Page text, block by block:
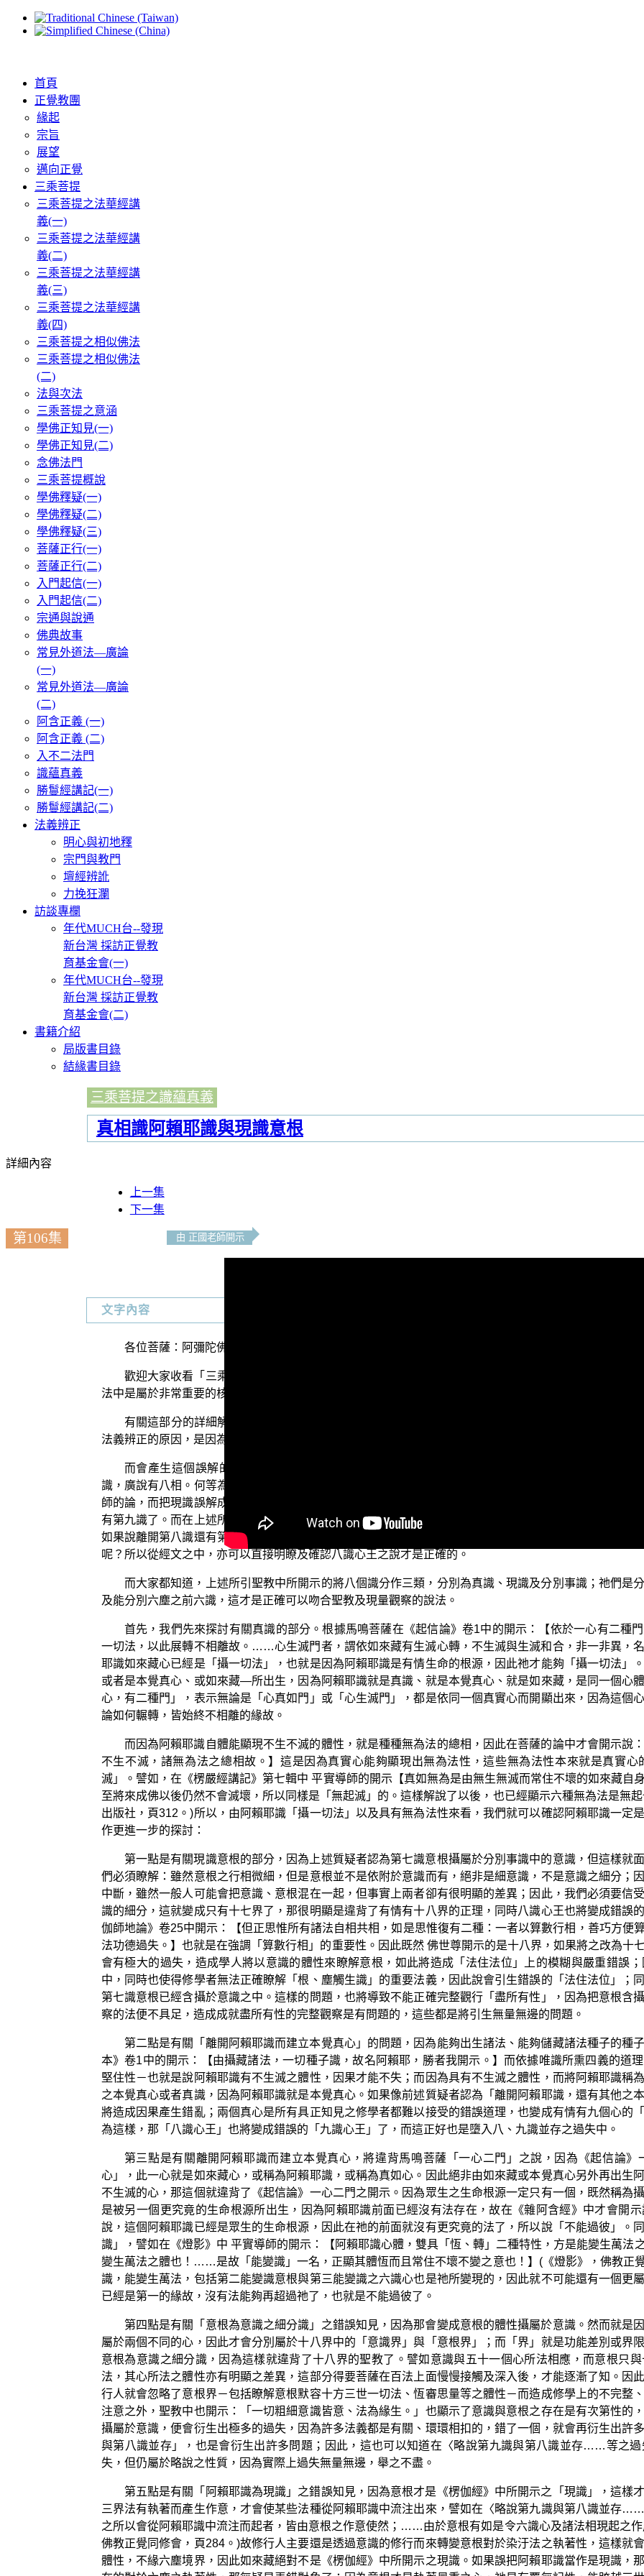
首頁
正覺教團
緣起
宗旨
展望
邁向正覺
三乘菩提
三乘菩提之法華經講
義(一)
三乘菩提之法華經講
義(二)
三乘菩提之法華經講
義(三)
三乘菩提之法華經講
義(四)
三乘菩提之相似佛法
三乘菩提之相似佛法
(二)
法與次法
三乘菩提之意涵
學佛正知見(一)
學佛正知見(二)
念佛法門
三乘菩提概說
學佛釋疑(一)
學佛釋疑(二)
學佛釋疑(三)
菩薩正行(一)
菩薩正行(二)
入門起信(一)
入門起信(二)
宗通與說通
佛典故事
常見外道法—廣論
(一)
常見外道法—廣論
(二)
阿含正義 (一)
阿含正義 (二)
入不二法門
識蘊真義
勝鬘經講記(一)
勝鬘經講記(二)
法義辨正
明心與初地釋
宗門與教門
壇經辨訛
力挽狂瀾
訪談專欄
年代MUCH台--發現
新台灣 採訪正覺教
育基金會(一)
年代MUCH台--發現
新台灣 採訪正覺教
育基金會(二)
書籍介紹
局版書目錄
結緣書目錄
三乘菩提之識蘊真義
真相識阿賴耶識與現識意根
詳細內容
上一集
下一集
第106集 由 正國老師開示
文字內容
各位菩薩：阿彌陀佛！
歡迎大家收看「三乘菩提之識蘊真義」節目。今天我們要跟諸位菩薩一起來探討有關「第九識與第八
法中是屬於非常重要的核心知見。今天討論的內容主要是在說明「真相識與現識」的相關法義，這些對於
有關這部分的詳細解說，諸位觀眾可以參考在《學佛之心態》一書裡面，從第277頁至291頁中 平實
法義辨正的原因，是因為有人質疑「真相識是阿賴耶識，現識是意根」的這個說法；他們質疑這一段的說法
而會產生這個誤解的主要原因，是因為他們誤會了在《楞伽阿跋多羅寶經》卷1裡面的一段法義之
識，廣說有八相。何等為三？謂真識、現識及分別事識。】在這裡面真識指的是「本覺真心」，這個大家
師的論，而把現識誤解成為阿賴耶識，把意根歸屬於在分別事識之中；很明顯的，這樣會產生在阿賴耶識
有第九識了。而在上述所引之聖教中也說了「廣說有八相」，也就是說，如果廣說、說得比較詳細，就有
如果說離開第八識還有第九識存在，那廣說就不應該說是八相，而應該說是九相了，因為顯然第九識比第
呢？所以從經文之中，亦可以直接明瞭及確認八識心王之說才是正確的。
而大家都知道，上述所引聖教中所開示的將八個識分作三類，分別為真識、現識及分別事識；祂們是
及能分別六塵之前六識，這才是正確可以吻合聖教及現量觀察的說法。
首先，我們先來探討有關真識的部分。根據馬鳴菩薩在《起信論》卷1中的開示：【依於一心有二種
一切法，以此展轉不相離故。……心生滅門者，謂依如來藏有生滅心轉，不生滅與生滅和合，非一非異，
耶識如來藏心已經是「攝一切法」，也就是因為阿賴耶識是有情生命的根源，因此祂才能夠「攝一切法」
或者是本覺真心、或如來藏—所出生，因為阿賴耶識就是真識、就是本覺真心、就是如來藏，是同一個心
心，有二種門」，表示無論是「心真如門」或「心生滅門」，都是依同一個真實心而開顯出來，因為這個
論如何輾轉，皆始終不相離的緣故。
而因為阿賴耶識自體能顯現不生不滅的體性，就是種種無為法的總相，因此在菩薩的論中才會開示說
不生不滅，諸無為法之總相故。】這是因為真實心能夠顯現出無為法性，這些無為法性本來就是真實
滅」。譬如，在《楞嚴經講記》第七輯中 平實導師的開示【真如無為是由無生無滅而常住不壞的如來藏自
至將來成佛以後仍然不會滅壞，所以同樣是「無起滅」的。這樣解說了以後，也已經顯示六種無為法是無
出版社，頁312。)所以，由阿賴耶識「攝一切法」以及具有無為法性來看，我們就可以確認阿賴耶識一定
作更進一步的探討：
第一點是有關現識意根的部分，因為上述質疑者認為第七識意根攝屬於分別事識中的意識，但這樣就
們必須瞭解：雖然意根之行相微細，但是意根並不是依附於意識而有，絕非是細意識，不是意識之細分；
中斷，雖然一般人可能會把意識、意根混在一起，但事實上兩者卻有很明顯的差異；因此，我們必須要信
識的細分，這就變成只有十七界了，那很明顯是違背了有情有十八界的正理，同時八識心王也將變成錯誤
伽師地論》卷25中開示：【但正思惟所有諸法自相共相，如是思惟復有二種：一者以算數行相，善巧方便
法功德過失。】也就是在強調「算數行相」的重要性。因此既然 佛世尊開示的是十八界，如果將之改為十
會有極大的過失，造成學人將以意識的體性來瞭解意根，如此將造成「法住法位」上的模糊與嚴重錯誤
中，同時也使得修學者無法正確瞭解「根、塵觸生識」的重要法義，因此說會引生錯誤的「法住法位」；
第七識意根已經含攝於意識之中。這樣的問題，也將導致不能正確完整觀行「盡所有性」，因為把意根含
察的法便不具足，造成成就盡所有性的完整觀察是有問題的，這些都是將引生無量無邊的問題。
第二點是有關「離開阿賴耶識而建立本覺真心」的問題，因為能夠出生諸法、能夠儲藏諸法種子的種
本》卷1中的開示：【由攝藏諸法，一切種子識，故名阿賴耶，勝者我開示。】而依據唯識所熏四義的道
堅住性－也就是說阿賴耶識有不生滅之體性，因果才能不失；而因為具有不生滅之體性，而將阿賴耶識稱
之本覺真心或者真識，因為阿賴耶識就是本覺真心。如果像前述質疑者認為「離開阿賴耶識，還有其他之
將造成因果產生錯亂；兩個真心是所有具正知見之修學者都難以接受的錯誤道理，也變成有情有九個心的
為這樣，那「八識心王」也將變成錯誤的「九識心王」了，而這正好也是墮入八、九識並存之過失中。
第三點是有關離開阿賴耶識而建立本覺真心，將違背馬鳴菩薩「一心二門」之說，因為《起信論
心」，此一心就是如來藏心，或稱為阿賴耶識，或稱為真如心。因此絕非由如來藏或本覺真心另外再出生
不生滅的心，那這個就違背了《起信論》一心二門之開示。因為眾生之生命根源一定只有一個，既然稱
是被另一個更究竟的生命根源所出生，因為阿賴耶識前面已經沒有法存在，故在《雜阿含經》中才會開
說，這個阿賴耶識已經是眾生的生命根源，因此在祂的前面就沒有更究竟的法了，所以說「不能過彼」。
識」，譬如在《燈影》中 平實導師的開示：【阿賴耶識心體，雙具「恆、轉」二種特性，方是能變生萬
變生萬法之體也！……是故「能變識」一名，正顯其體恆而且常住不壞不變之意也！】(《燈影》，佛教正
識，能變生萬法，包括第二能變識意根與第三能變識之六識心也是祂所變現的，因此就不可能還有一個更
已經是第一的緣故，沒有法能夠再超過祂了，也就是不能過彼了。
第四點是有關「意根為意識之細分識」之錯誤知見，因為那會變成意根的體性攝屬於意識。然而就是
屬於兩個不同的心，因此才會分別屬於十八界中的「意識界」與「意根界」；而「界」就是功能差別或界
意根為意識之細分識，因為這樣就違背了十八界的聖教了。譬如意識與五十一個心所法相應，而意根只
法，其心所法之體性亦有明顯之差異，這部分得要菩薩在百法上面慢慢接觸及深入後，才能逐漸了知。因
行人就會忽略了意根界－包括瞭解意根默容十方三世一切法、恆審思量等之體性－而造成修學上的不完整
注意之外，聖教中也開示：「一切粗細意識皆意、法為緣生。」也顯示了意識與意根之存在是有次第性的
攝屬於意識，便會衍生出極多的過失，因為許多法義都是有關、環環相扣的，錯了一個，就會再衍生出許
與第八識並存」，也是會衍生出許多問題；因此，這也可以知道在〈略說第九識與第八識並存……等之
失，但仍屬於略說之性質，因為實際上過失無量無邊，舉之不盡。
第五點是有關「阿賴耶識為現識」之錯誤知見，因為意根才是《楞伽經》中所開示之「現識」，這樣
三界法有執著而產生作意，才會使某些法種從阿賴耶識中流注出來，譬如在〈略說第九識與第八識並存
之所以會從阿賴耶識中流注而起者，皆由意根之作意使然；……由於意根有如是令六識心及諸法相現起之作
佛教正覺同修會，頁284。)故修行人主要還是透過意識的修行而來轉變意根對於染汙法之執著性，這樣就
體性，不緣六塵境界，因此如來藏絕對不是《楞伽經》中所開示之現識。如果誤把阿賴耶識當作是現識，